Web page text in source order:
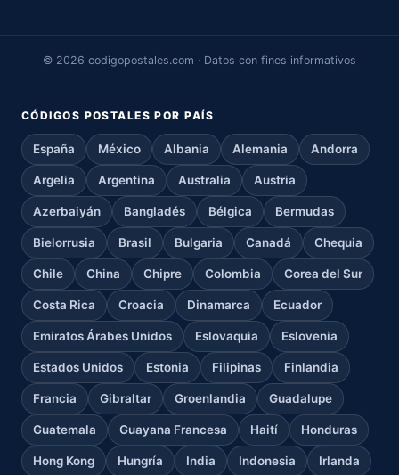
© 2026 codigopostales.com · Datos con fines informativos
CÓDIGOS POSTALES POR PAÍS
España México Albania Alemania Andorra
Argelia Argentina Australia Austria
Azerbaiyán Bangladés Bélgica Bermudas
Bielorrusia Brasil Bulgaria Canadá Chequia
Chile China Chipre Colombia Corea del Sur
Costa Rica Croacia Dinamarca Ecuador
Emiratos Árabes Unidos Eslovaquia Eslovenia
Estados Unidos Estonia Filipinas Finlandia
Francia Gibraltar Groenlandia Guadalupe
Guatemala Guayana Francesa Haití Honduras
Hong Kong Hungría India Indonesia Irlanda